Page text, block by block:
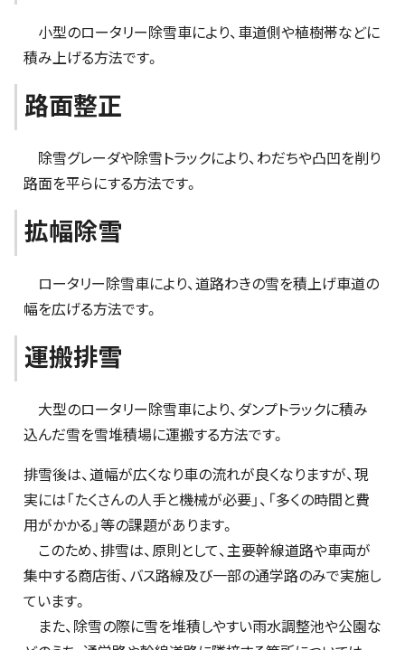
小型のロータリー除雪車により、車道側や植樹帯などに
積み上げる方法です。
路面整正
除雪グレーダや除雪トラックにより、わだちや凸凹を削り
路面を平らにする方法です。
拡幅除雪
ロータリー除雪車により、道路わきの雪を積上げ車道の
幅を広げる方法です。
運搬排雪
大型のロータリー除雪車により、ダンプトラックに積み
込んだ雪を雪堆積場に運搬する方法です。
排雪後は、道幅が広くなり車の流れが良くなりますが、現
実には「たくさんの人手と機械が必要」、「多くの時間と費
用がかかる」等の課題があります。
このため、排雪は、原則として、主要幹線道路や車両が
集中する商店街、バス路線及び一部の通学路のみで実施し
ています。
また、除雪の際に雪を堆積しやすい雨水調整池や公園な